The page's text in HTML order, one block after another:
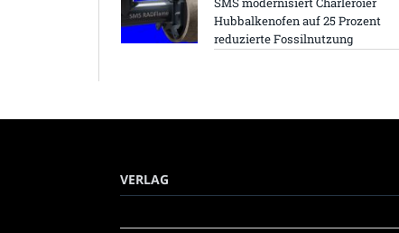
Hubbalkenofen auf 25 Prozent
reduzierte Fossilnutzung
VERLAG